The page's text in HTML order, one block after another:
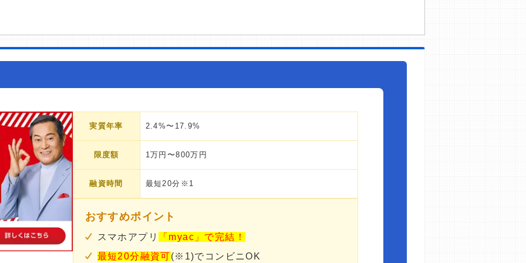
実質年率 2.4%〜17.9%
限度額 1万円〜800万円
融資時間 最短20分※1
おすすめポイント
スマホアプリ
「myac」で完結！
最短20分融資可(※1)でコンビニOK